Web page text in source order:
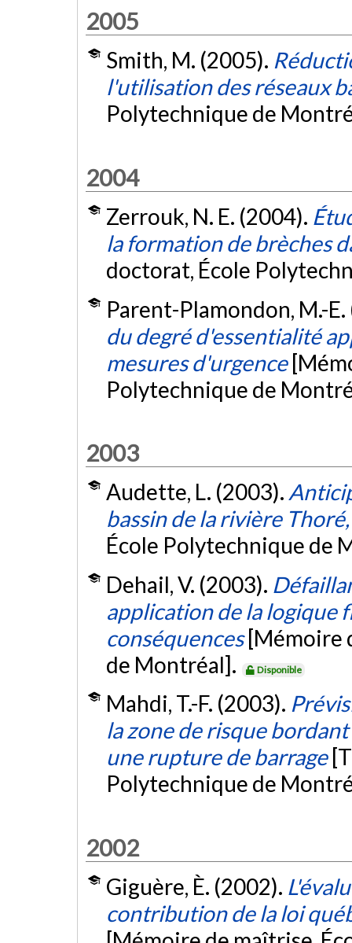
2005
Smith, M. (2005).
l'utilisation des réseaux
Polytechnique de
2004
Zerrouk, N. E. (2004).
la formation de brèches
doctorat, École
Parent-Plamondon, M.-
du degré d'essentialité
mesures d'urgence
Polytechnique de
2003
Audette, L. (2003).
bassin de la rivière
École Polytechnique de
Dehail, V. (2003).
application de la logique
conséquences [Mémoire
de Montréal].
Disponible
Mahdi, T.-F. (2003).
la zone de risque
une rupture de barrage
Polytechnique de
2002
Giguère, È. (2002).
contribution de la loi